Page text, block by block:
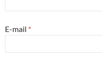
E-mail *